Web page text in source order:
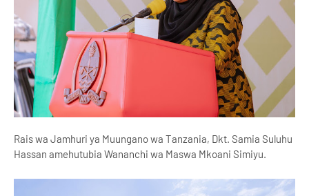
Rais wa Jamhuri ya Muungano wa Tanzania, Dkt. Samia Suluhu
Hassan amehutubia Wananchi wa Maswa Mkoani Simiyu.